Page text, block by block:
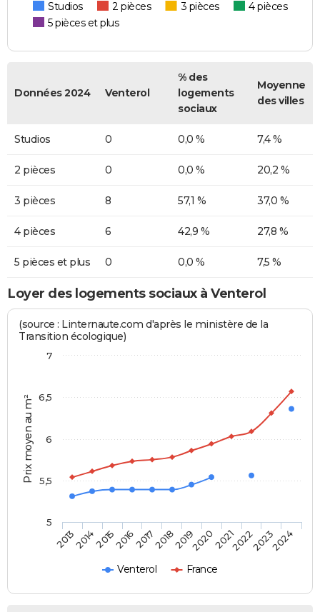
Studios 2 pièces 3 pièces
4 pièces
5 pièces et plus
Données 2024 Venterol
% des
logements
sociaux
Moyenne
des villes
Studios 0 0,0 % 7,4 %
2 pièces 0 0,0 % 20,2 %
3 pièces 8 57,1 % 37,0 %
4 pièces 6 42,9 % 27,8 %
5 pièces et plus 0 0,0 % 7,5 %
Loyer des logements sociaux à Venterol
Prix moyen au m²
(source : Linternaute.com d'après le ministère de la
Transition écologique)
Venterol France
201320142015201620172018201920202021202220232024
5
5,5
6
6,5
7